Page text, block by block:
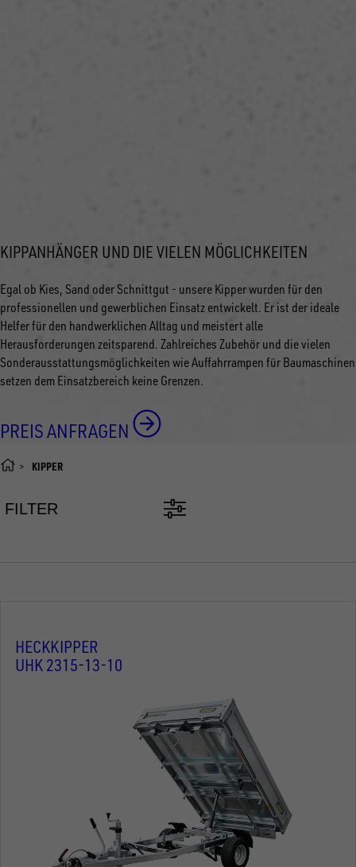
KIPPANHÄNGER UND DIE VIELEN MÖGLICHKEITEN
Egal ob Kies, Sand oder Schnittgut - unsere Kipper wurden für den
professionellen und gewerblichen Einsatz entwickelt. Er ist der ideale
Helfer für den handwerklichen Alltag und meistert alle
Herausforderungen zeitsparend. Zahlreiches Zubehör und die vielen
Sonderausstattungsmöglichkeiten wie Auffahrrampen für Baumaschinen
setzen dem Einsatzbereich keine Grenzen.
PREIS ANFRAGEN
KIPPER
FILTER
HECKKIPPER
UHK 2315-13-10